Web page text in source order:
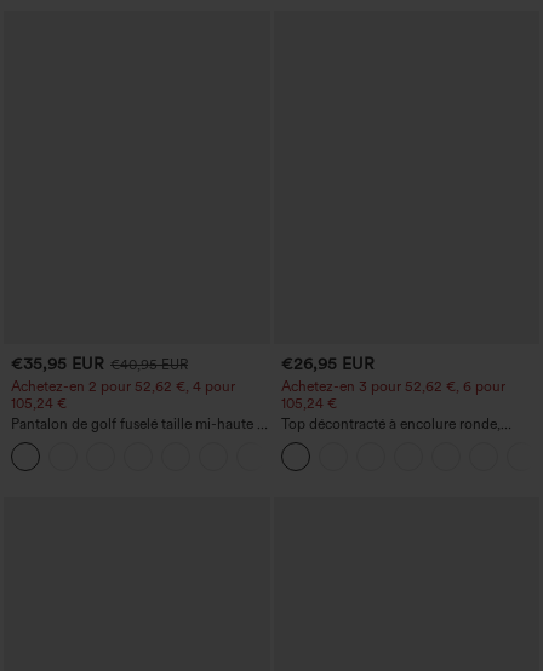
€35,95 EUR €40,95 EUR
Achetez-en 2 pour 52,62 €, 4 pour
105,24 €
Pantalon de golf fuselé taille mi-haute à
cordon, ourlet incurvé, séchage rapide,
avec poches — UPF40+
€26,95 EUR
Achetez-en 3 pour 52,62 €, 6 pour
105,24 €
Top décontracté à encolure ronde,
manches chauve-souris et coupe ample